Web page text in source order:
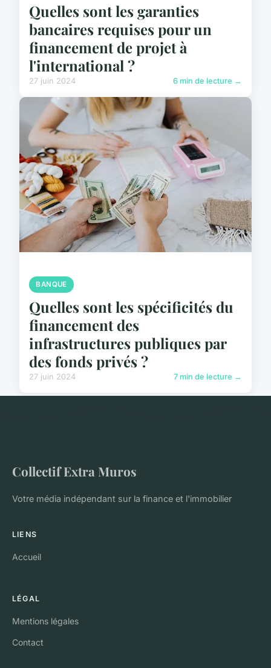
Quelles sont les garanties
bancaires requises pour un
financement de projet à
l'international ?
27 juin 2024 6 min de lecture →
BANQUE
Quelles sont les spécificités du
financement des
infrastructures publiques par
des fonds privés ?
27 juin 2024 7 min de lecture →
Collectif Extra Muros
Votre média indépendant sur la finance et l'immobilier
LIENS
Accueil
LÉGAL
Mentions légales
Contact